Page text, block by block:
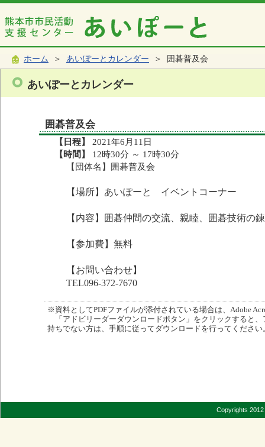
ホーム ＞ あいぽーとカレンダー ＞ 囲碁普及会
あいぽーとカレンダー
囲碁普及会
【日程】
2021年6月11日
【時間】
12時30分 ～ 17時30分
【団体名】囲碁普及会
【場所】あいぽーと イベントコーナー
【内容】囲碁仲間の交流、親睦、囲碁技術の
【参加費】無料
【お問い合わせ】
TEL096-372-7670
※資料としてPDFファイルが添付されている場合は、Adobe
「アドビリーダーダウンロードボタン」をクリックすると
持ちでない方は、手順に従ってダウンロードを行ってください
Copyrights